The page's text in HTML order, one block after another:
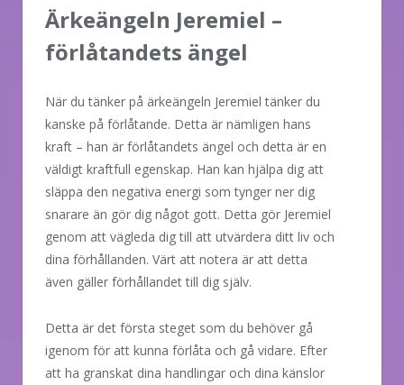
Ärkeängeln Jeremiel –
förlåtandets ängel
När du tänker på ärkeängeln Jeremiel tänker du
kanske på förlåtande. Detta är nämligen hans
kraft – han är förlåtandets ängel och detta är en
väldigt kraftfull egenskap. Han kan hjälpa dig att
släppa den negativa energi som tynger ner dig
snarare än gör dig något gott. Detta gör Jeremiel
genom att vägleda dig till att utvärdera ditt liv och
dina förhållanden. Värt att notera är att detta
även gäller förhållandet till dig själv.
Detta är det första steget som du behöver gå
igenom för att kunna förlåta och gå vidare. Efter
att ha granskat dina handlingar och dina känslor